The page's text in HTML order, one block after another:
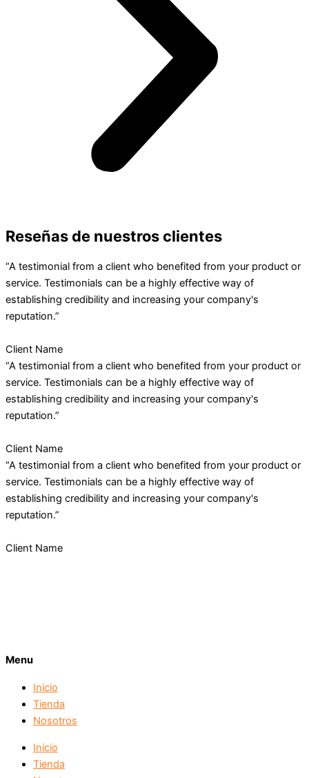
Reseñas de nuestros clientes
“A testimonial from a client who benefited from your product or
service. Testimonials can be a highly effective way of
establishing credibility and increasing your company's
reputation.”
Client Name
“A testimonial from a client who benefited from your product or
service. Testimonials can be a highly effective way of
establishing credibility and increasing your company's
reputation.”
Client Name
“A testimonial from a client who benefited from your product or
service. Testimonials can be a highly effective way of
establishing credibility and increasing your company's
reputation.”
Client Name
Menu
Inicio
Tienda
Nosotros
Inicio
Tienda